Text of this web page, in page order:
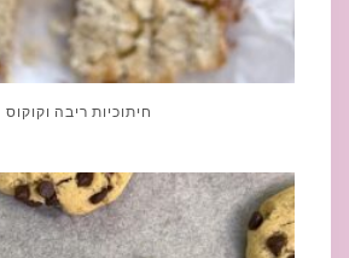
חיתוכיות ריבה וקוקוס